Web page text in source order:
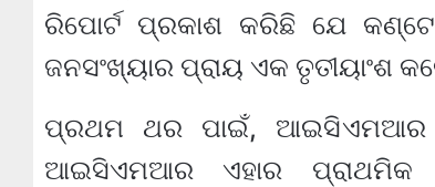
ରିପୋର୍ଟ ପ୍ରକାଶ କରିଛି ଯେ
ଜନସଂଖ୍ୟାର ପ୍ରାୟ ଏକ ତୃତୀୟାଂଶ
ପ୍ରଥମ ଥର ପାଇଁ, ଆଇସିଏମଆର
ଆଇସିଏମଆର ଏହାର